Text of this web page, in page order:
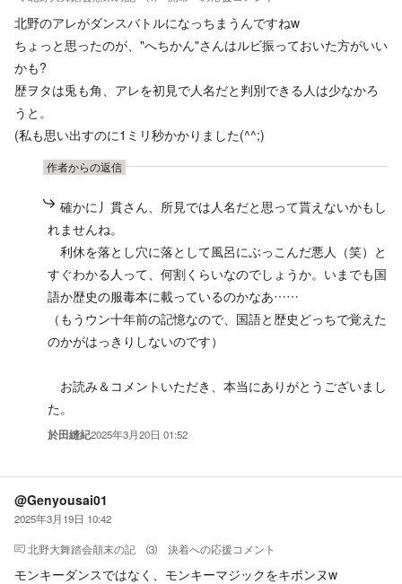
北野のアレがダンスバトルになっちまうんですねw
ちょっと思ったのが、"へちかん"さんはルビ振っておいた方がいい
かも?
歴ヲタは兎も角、アレを初見で人名だと判別できる人は少なかろ
うと。
(私も思い出すのに1ミリ秒かかりました(^^;)
作者からの返信
確かに丿貫さん、所見では人名だと思って貰えないかもし
れませんね。
利休を落とし穴に落として風呂にぶっこんだ悪人（笑）と
すぐわかる人って、何割くらいなのでしょうか。いまでも国
語か歴史の服毒本に載っているのかなあ……
（もうウン十年前の記憶なので、国語と歴史どっちで覚えた
のかがはっきりしないのです）
お読み＆コメントいただき、本当にありがとうございまし
た。
於田縫紀2025年3月20日 01:52
@Genyousai01
2025年3月19日 10:42
北野大舞踏会顛末の記 ⑶ 決着への応援コメント
モンキーダンスではなく、モンキーマジックをキボンヌw